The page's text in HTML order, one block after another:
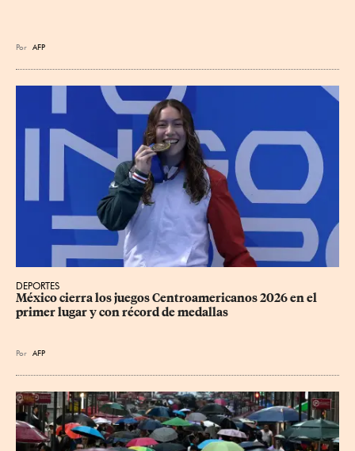
Por AFP
DEPORTES
México cierra los juegos Centroamericanos 2026 en el
primer lugar y con récord de medallas
Por AFP